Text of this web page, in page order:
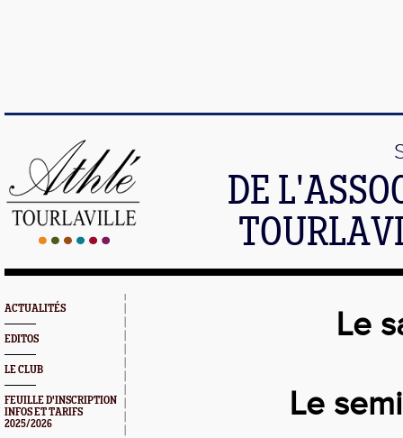
DE
ACTUALITÉS
EDITOS
LE CLUB
FEUILLE D'INSCRIPTION
INFOS ET TARIFS
2025/2026
Le
Le